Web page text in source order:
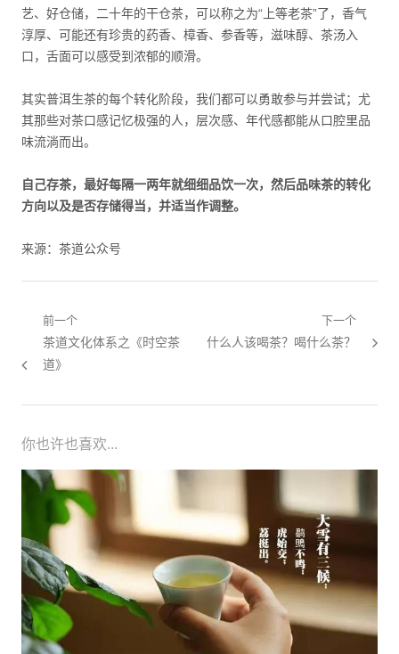
艺、好仓储，二十年的干仓茶，可以称之为“上等老茶”了，香气
淳厚、可能还有珍贵的药香、樟香、参香等，滋味醇、茶汤入
口，舌面可以感受到浓郁的顺滑。
其实普洱生茶的每个转化阶段，我们都可以勇敢参与并尝试；尤
其那些对茶口感记忆极强的人，层次感、年代感都能从口腔里品
味流淌而出。
自己存茶，最好每隔一两年就细细品饮一次，然后品味茶的转化
方向以及是否存储得当，并适当作调整。
来源：茶道公众号
文章导航
前一个
上一篇：
茶道文化体系之《时空茶
道》
下一个
下一篇：
什么人该喝茶？喝什么茶？
你也许也喜欢...